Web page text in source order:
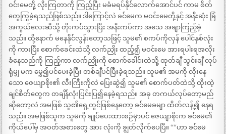
ဝင်းမေတို့ လိုးကြတာကို ကြည့်ပြီး မခံမရပ်နိုင်လောက်အောင်ပင် ကာမ စိတ်
တွေကြွခဲ့ရသည်ဖြစ်သည်။ ဒါကြောင့်လဲ ခင်မေက မဝင်းမေတို့နှင့် အနီးဆုံး ခြံ
အကွယ်လေးဆီသို့ တိုးကပ်သွားပြီး အနီးကပ်ကာ အသေ အချာကြည့်ခဲ့
သည်။ ထို့နောက် မနေနိုင်လွန်းတော့သဖြင့် သူမ၏ စကပ်ကိုလှန် ပေါင်နှစ်လုံး
ကို ကားပြီး စောက်ခေင်းထဲသို့ လက်ညှိုး ထည့်၍ မဝင်းမေ အားရပါးရအလိုး
ခံနေသည်ကို ကြည့်ကာ လက်ညှိုးကို စောက်ခေါင်းထဲသို့ ထုတ်ချီ သွင်းချီ လုပ်
ရုံမျှ မက မွှေ၍ပင်ပေးခဲ့ပြီး တစ်ချီပင်ပြီးခဲ့ရသည်။ သူမ၏ အမကို လိုးနေ
သော ဇေယျာစိုး၏ လီးကြီးကိုလဲ ပြေးဆွဲ၍ သူမ၏ စောက်ပတ်ထဲသို့ ထိုးထဲ့
ချင်စိတ်တွေက တချိန်လုံးပြင်းပြ၍နေခဲ့ရသည်။ အခု တကယ်လုပ်တော့မည်
ဆိုတော့လဲ အမဖြစ် သူ၏ရှေ့တွင်ဖြစ်နေတော့ ခင်မေခမျာ ထိတ်လန့်၍ နေရ
သည်။ အမဖြစ်သူက သူမကို ချုပ်ပေးထားစဉ်မှာပင် ဇေယျာစိုးက ခင်မေ၏
ကိုယ်ပေါ်မှ အဝတ်အစားတွေ အား လုံးကို ချွတ်လိုက်ပေပြီ။ ““ဟာ ခင်မေ